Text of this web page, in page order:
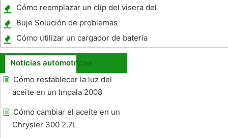
Cómo reemplazar un clip del visera del
coche
Buje Solución de problemas
Cómo utilizar un cargador de batería
convencional en una batería de ciclo
profundo
Noticias automotrices
Cómo restablecer la luz del
aceite en un Impala 2008
Cómo cambiar el aceite en un
Chrysler 300 2.7L